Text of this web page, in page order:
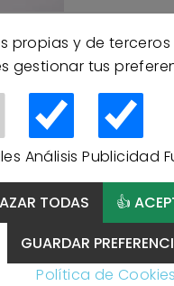
propias y de
gestionar tus
Análisis Publicidad
TODAS
👍
GUARDAR
Política de Cookies